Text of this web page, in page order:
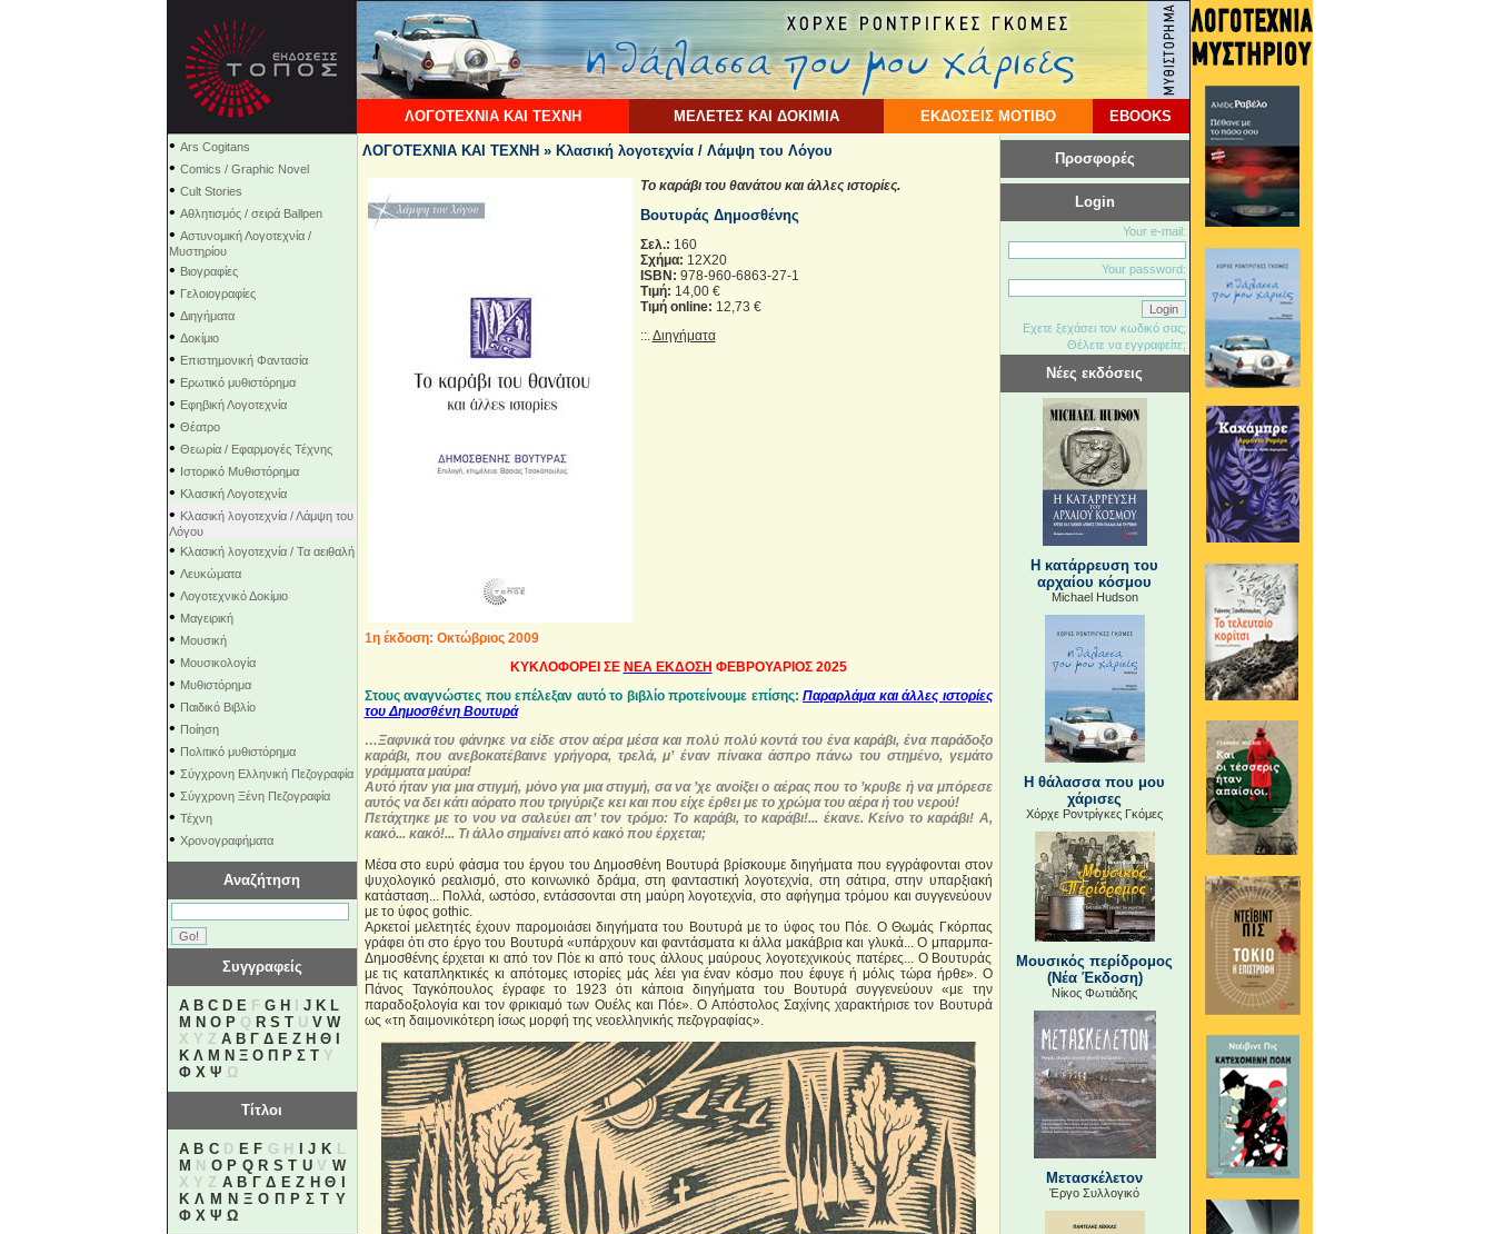
ΛΟΓΟΤΕΧΝΙΑ ΚΑΙ ΤΕΧΝΗ ΜΕΛΕΤΕΣ ΚΑΙ ΔΟΚΙΜΙΑ ΕΚΔΟΣΕΙΣ ΜΟΤΙΒΟ EBOOKS
• Ars Cogitans
• Comics / Graphic Novel
• Cult Stories
• Αθλητισμός / σειρά Ballpen
• Αστυνομική Λογοτεχνία /
Μυστηρίου
• Βιογραφίες
• Γελοιογραφίες
• Διηγήματα
• Δοκίμιο
• Επιστημονική Φαντασία
• Ερωτικό μυθιστόρημα
• Εφηβική Λογοτεχνία
• Θέατρο
• Θεωρία / Εφαρμογές Τέχνης
• Ιστορικό Μυθιστόρημα
• Κλασική Λογοτεχνία
• Κλασική λογοτεχνία / Λάμψη του
Λόγου
• Κλασική λογοτεχνία / Τα αειθαλή
• Λευκώματα
• Λογοτεχνικό Δοκίμιο
• Μαγειρική
• Μουσική
• Μουσικολογία
• Μυθιστόρημα
• Παιδικό Βιβλίο
• Ποίηση
• Πολιτικό μυθιστόρημα
• Σύγχρονη Ελληνική Πεζογραφία
• Σύγχρονη Ξένη Πεζογραφία
• Τέχνη
• Χρονογραφήματα
Αναζήτηση
Συγγραφείς
A B C D EF G H J K L
M N O PQ R S TU V W
X Y Z Α Β Γ Δ Ε Ζ Η Θ
Κ Λ Μ Ν Ξ Ο Π Ρ Σ ΤΥ
Φ Χ Ψ Ω
Τίτλοι
A B CD E F G H J KL
M N O P Q R S T UV W
X Y Z Α Β Γ Δ Ε Ζ Η Θ
Κ Λ Μ Ν Ξ Ο Π Ρ Σ Τ Υ
Φ Χ Ψ Ω
ΛΟΓΟΤΕΧΝΙΑ ΚΑΙ ΤΕΧΝΗ » Κλασική λογοτεχνία / Λάμψη του Λόγου
Το καράβι του θανάτου και άλλες ιστορίες.
Βουτυράς Δημοσθένης
Σελ.: 160
Σχήμα: 12X20
ISBN: 978-960-6863-27-1
Τιμή: 14,00 €
Τιμή online: 12,73 €
::.Διηγήματα
1η έκδοση: Οκτώβριος 2009
ΚΥΚΛΟΦΟΡΕΙ ΣΕ ΝΕΑ ΕΚΔΟΣΗ ΦΕΒΡΟΥΑΡΙΟΣ 2025
Στους αναγνώστες που επέλεξαν αυτό το βιβλίο προτείνουμε επίσης: Παραρλάμα και άλλες ιστορίες
του Δημοσθένη Βουτυρά
…Ξαφνικά του φάνηκε να είδε στον αέρα μέσα και πολύ πολύ κοντά του ένα καράβι, ένα παράδοξο
καράβι, που ανεβοκατέβαινε γρήγορα, τρελά, μ’ έναν πίνακα άσπρο πάνω του στημένο, γεμάτο
γράμματα μαύρα!
Αυτό ήταν για μια στιγμή, μόνο για μια στιγμή, σα να ’χε ανοίξει ο αέρας που το ’κρυβε ή να μπόρεσε
αυτός να δει κάτι αόρατο που τριγύριζε κει και που είχε έρθει με το χρώμα του αέρα ή του νερού!
Πετάχτηκε με το νου να σαλεύει απ’ τον τρόμο: Το καράβι, το καράβι!... έκανε. Κείνο το καράβι! Α,
κακό... κακό!... Τι άλλο σημαίνει από κακό που έρχεται;
Μέσα στο ευρύ φάσμα του έργου του Δημοσθένη Βουτυρά βρίσκουμε διηγήματα που εγγράφονται στον
ψυχολογικό ρεαλισμό, στο κοινωνικό δράμα, στη φανταστική λογοτεχνία, στη σάτιρα, στην υπαρξιακή
κατάσταση... Πολλά, ωστόσο, εντάσσονται στη μαύρη λογοτεχνία, στο αφήγημα τρόμου και συγγενεύουν
με το ύφος gothic.
Αρκετοί μελετητές έχουν παρομοιάσει διηγήματα του Βουτυρά με το ύφος του Πόε. Ο Θωμάς Γκόρπας
γράφει ότι στο έργο του Βουτυρά «υπάρχουν και φαντάσματα κι άλλα μακάβρια και γλυκά... Ο μπαρμπα-
Δημοσθένης έρχεται κι από τον Πόε κι από τους άλλους μαύρους λογοτεχνικούς πατέρες... Ο Βουτυράς
με τις καταπληκτικές κι απότομες ιστορίες μάς λέει για έναν κόσμο που έφυγε ή μόλις τώρα ήρθε». Ο
Πάνος Ταγκόπουλος έγραφε το 1923 ότι κάποια διηγήματα του Βουτυρά συγγενεύουν «με την
παραδοξολογία και τον φρικιαμό των Ουέλς και Πόε». Ο Απόστολος Σαχίνης χαρακτήρισε τον Βουτυρά
ως «τη δαιμονικότερη ίσως μορφή της νεοελληνικής πεζογραφίας».
Προσφορές
Login
Your e-mail:
Your password:
Εχετε ξεχάσει τον κωδικό σας;
Θέλετε να εγγραφείτε;
Νέες εκδόσεις
Η κατάρρευση του
αρχαίου κόσμου
Michael Hudson
Η θάλασσα που μου
χάρισες
Χόρχε Ροντρίγκες Γκόμες
Μουσικός περίδρομος
(Νέα Έκδοση)
Νίκος Φωτιάδης
Μετασκέλετον
Έργο Συλλογικό